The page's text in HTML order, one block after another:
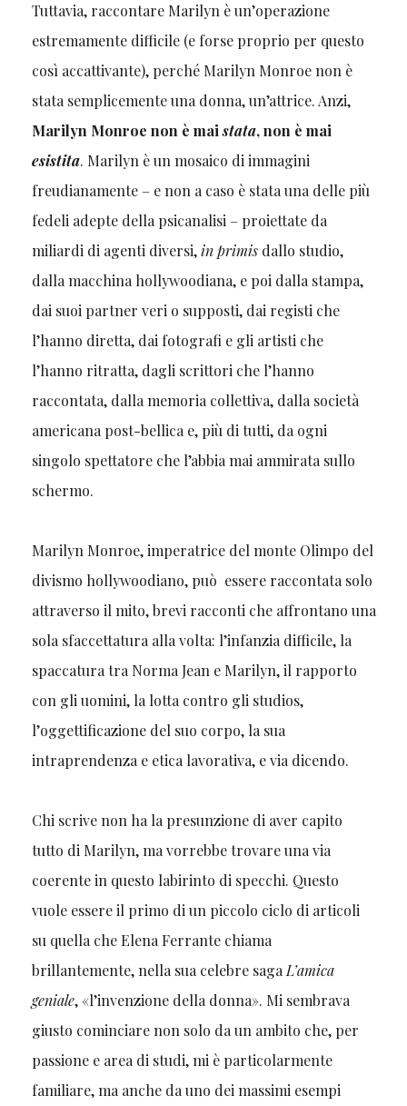
Tuttavia, raccontare Marilyn è un’operazione
estremamente difficile (e forse proprio per questo
così accattivante), perché Marilyn Monroe non è
stata semplicemente una donna, un’attrice. Anzi,
Marilyn Monroe non è maistata, non è mai
esistita. Marilyn è un mosaico di immagini
freudianamente – e non a caso è stata una delle più
fedeli adepte della psicanalisi – proiettate da
miliardi di agenti diversi,in primisdallo studio,
dalla macchina hollywoodiana, e poi dalla stampa,
dai suoi partner veri o supposti, dai registi che
l’hanno diretta, dai fotografi e gli artisti che
l’hanno ritratta, dagli scrittori che l’hanno
raccontata, dalla memoria collettiva, dalla società
americana post-bellica e, più di tutti, da ogni
singolo spettatore che l’abbia mai ammirata sullo
schermo.
Marilyn Monroe, imperatrice del monte Olimpo del
divismo hollywoodiano, può essere raccontata solo
attraverso il mito, brevi racconti che affrontano una
sola sfaccettatura alla volta: l’infanzia difficile, la
spaccatura tra Norma Jean e Marilyn, il rapporto
con gli uomini, la lotta contro gli studios,
l’oggettificazione del suo corpo, la sua
intraprendenza e etica lavorativa, e via dicendo.
Chi scrive non ha la presunzione di aver capito
tutto di Marilyn, ma vorrebbe trovare una via
coerente in questo labirinto di specchi. Questo
vuole essere il primo di un piccolo ciclo di articoli
su quella che Elena Ferrante chiama
brillantemente, nella sua celebre sagaL’amica
geniale, «l’invenzione della donna». Mi sembrava
giusto cominciare non solo da un ambito che, per
passione e area di studi, mi è particolarmente
familiare, ma anche da uno dei massimi esempi